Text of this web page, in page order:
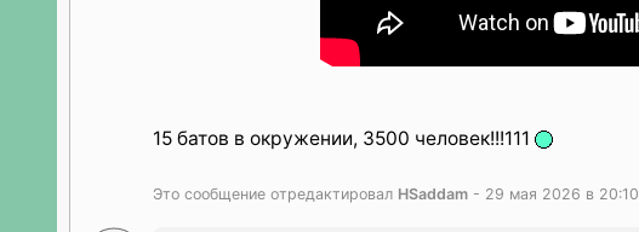
15 батов в окружении, 3500 человек!!!111
Это сообщение отредактировал HSaddam - 29 мая 2026 в 20:10